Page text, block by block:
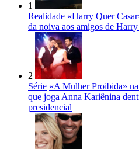
1
Realidade «Harry Quer
da noiva aos amigos de
2
Série «A Mulher Proibida»
que joga Anna Kariênina
presidencial